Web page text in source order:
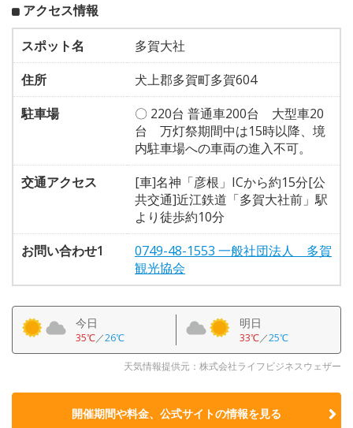
アクセス情報
スポット名
多賀大社
住所
犬上郡多賀町多賀604
駐車場
〇 220台 普通車200台 大型車20
台 万灯祭期間中は15時以降、境
内駐車場への車両の進入不可。
交通アクセス
[車]名神「彦根」ICから約15分[公
共交通]近江鉄道「多賀大社前」駅
より徒歩約10分
お問い合わせ1
0749-48-1553 一般社団法人 多賀
観光協会
今日
35℃／26℃
明日
33℃／25℃
天気情報提供元：株式会社ライフビジネスウェザー
開催期間や料金、公式サイトの情報を見る